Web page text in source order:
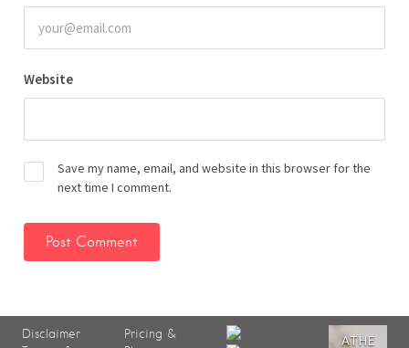
Website
Save my name, email, and website in this browser for the
next time I comment.
Disclaimer
Pricing &
ATHE